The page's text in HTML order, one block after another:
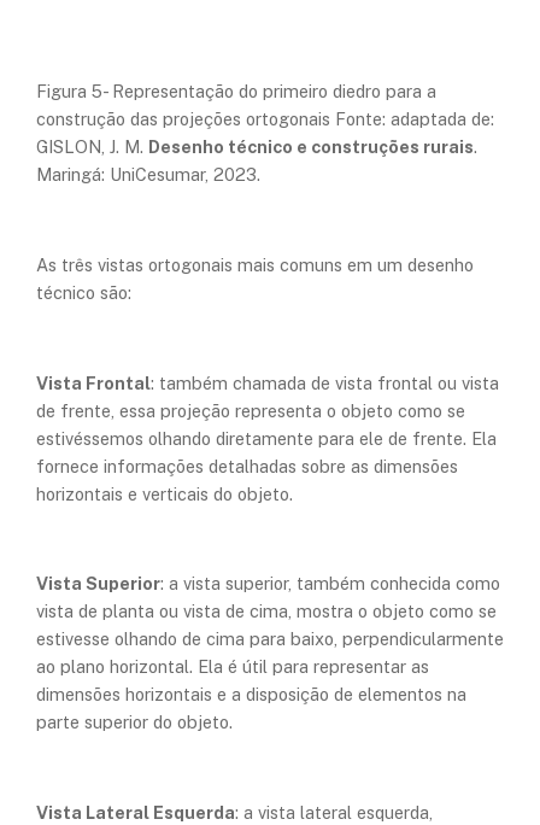
Figura 5- Representação do primeiro diedro para a
construção das projeções ortogonais Fonte: adaptada de:
GISLON, J. M. Desenho técnico e construções rurais.
Maringá: UniCesumar, 2023.
As três vistas ortogonais mais comuns em um desenho
técnico são:
Vista Frontal: também chamada de vista frontal ou vista
de frente, essa projeção representa o objeto como se
estivéssemos olhando diretamente para ele de frente. Ela
fornece informações detalhadas sobre as dimensões
horizontais e verticais do objeto.
Vista Superior: a vista superior, também conhecida como
vista de planta ou vista de cima, mostra o objeto como se
estivesse olhando de cima para baixo, perpendicularmente
ao plano horizontal. Ela é útil para representar as
dimensões horizontais e a disposição de elementos na
parte superior do objeto.
Vista Lateral Esquerda: a vista lateral esquerda,